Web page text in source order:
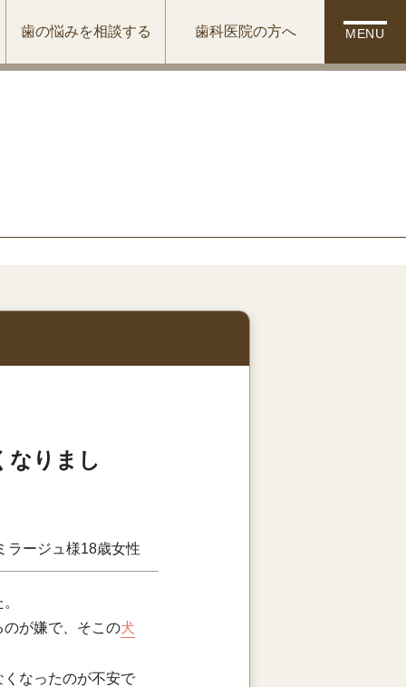
歯の悩みを相談する 歯科医院の方へ MENU
なりまし
ラージュ様18歳女性
が嫌で、そこの犬
なったのが不安で